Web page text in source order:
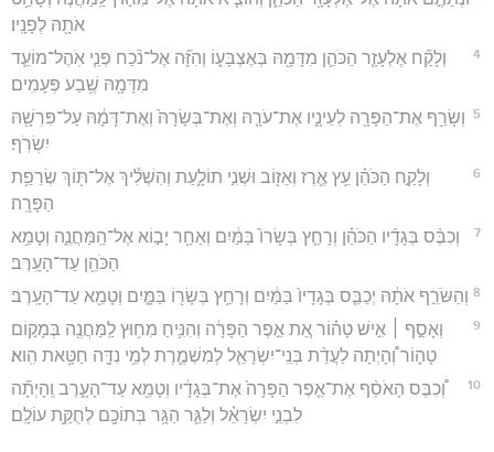
אֹתָ֖הּ לְפָנָֽיו׃
4
וְלָקַ֞ח אֶלְעָזָ֧ר הַכֹּהֵ֛ן מִדָּמָ֖הּ בְּאֶצְבָּע֑וֹ וְהִזָּ֞ה אֶל־נֹ֨כַח פְּנֵ֧י אֹֽהֶל־מוֹעֵ֛ד
מִדָּמָ֖הּ שֶׁ֥בַע פְּעָמִֽים׃
5
וְשָׂרַ֥ף אֶת־הַפָּרָ֖ה לְעֵינָ֑יו אֶת־עֹרָ֤הּ וְאֶת־בְּשָׂרָהּ֙ וְאֶת־דָּמָ֔הּ עַל־פִּרְשָׁ֖הּ
יִשְׂרֹֽף׃
6
וְלָקַ֣ח הַכֹּהֵ֗ן עֵ֥ץ אֶ֛רֶז וְאֵז֖וֹב וּשְׁנִ֣י תוֹלָ֑עַת וְהִשְׁלִ֕יךְ אֶל־תּ֖וֹךְ שְׂרֵפַ֥ת
הַפָּרָֽה׃
7
וְכִבֶּ֨ס בְּגָדָ֜יו הַכֹּהֵ֗ן וְרָחַ֤ץ בְּשָׂרוֹ֙ בַּמַּ֔יִם וְאַחַ֖ר יָב֣וֹא אֶל־הַֽמַּחֲנֶ֑ה וְטָמֵ֥א
הַכֹּהֵ֖ן עַד־הָעָֽרֶב׃
8 וְהַשֹּׂרֵ֣ף אֹתָ֔הּ יְכַבֵּ֤ס בְּגָדָיו֙ בַּמַּ֔יִם וְרָחַ֥ץ בְּשָׂר֖וֹ בַּמָּ֑יִם וְטָמֵ֖א עַד־הָעָֽרֶב׃
9
וְאָסַ֣ף ׀ אִ֣ישׁ טָה֗וֹר אֵ֚ת אֵ֣פֶר הַפָּרָ֔ה וְהִנִּ֛יחַ מִח֥וּץ לַֽמַּחֲנֶ֖ה בְּמָק֣וֹם
טָה֑וֹר וְ֠הָיְתָה לַעֲדַ֨ת בְּנֵֽי־יִשְׂרָאֵ֧ל לְמִשְׁמֶ֛רֶת לְמֵ֥י נִדָּ֖ה חַטָּ֥את הִֽוא׃
10
וְ֠כִבֶּס הָאֹסֵ֨ף אֶת־אֵ֤פֶר הַפָּרָה֙ אֶת־בְּגָדָ֔יו וְטָמֵ֖א עַד־הָעָ֑רֶב וְֽהָיְתָ֞ה
לִבְנֵ֣י יִשְׂרָאֵ֗ל וְלַגֵּ֛ר הַגָּ֥ר בְּתוֹכָ֖ם לְחֻקַּ֥ת עוֹלָֽם׃